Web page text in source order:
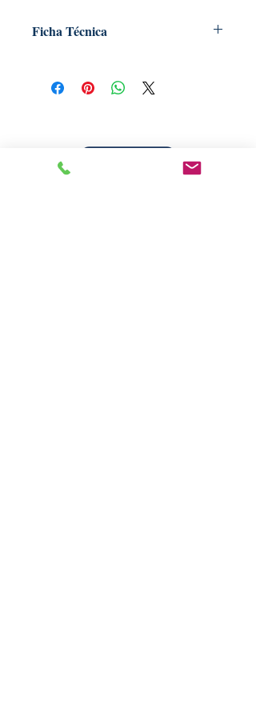
Ficha Técnica
Autor: Allan Kardec
Tradutor: Guillon Ribeiro
Número de páginas: 367
Formato: 13,5x20,5x2cm